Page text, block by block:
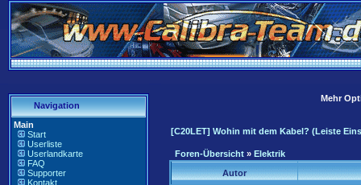
Navigation
Main
Start
Userliste
Userlandkarte
FAQ
Supporter
Kontakt
Mehr
[C20LET] Wohin mit dem Kabel? (Leiste
Foren-Übersicht » Elektrik
Autor